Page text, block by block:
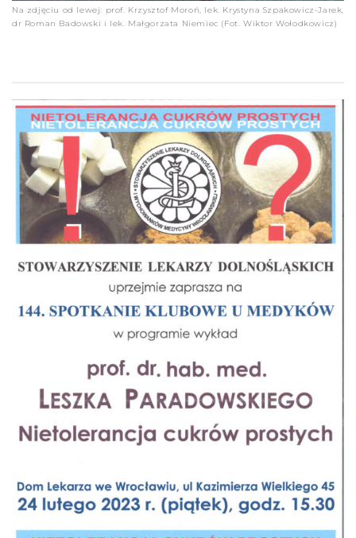
Na zdjęciu od lewej: prof. Krzysztof Moroń, lek. Krystyna Szpakowicz-Jarek,
dr Roman Badowski i lek. Małgorzata Niemiec (Fot. Wiktor Wołodkowicz)